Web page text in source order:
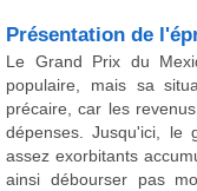
Présentation de
Le Grand Prix du
populaire, mais sa
précaire, car les
dépenses. Jusqu'ici, le
assez exorbitants
ainsi débourser pas